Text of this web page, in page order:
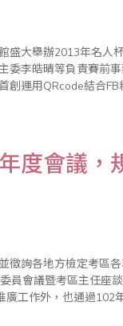
盛大舉辦2013年名人
委李皓晴等負責賽前
運用QRcode結合FB
度會議
徵詢各地方檢定考區
員會議暨考區主任座
工作外，也通過102